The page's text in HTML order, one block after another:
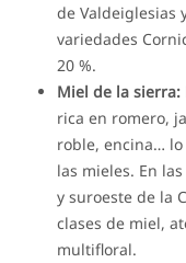
de Valdeiglesias
variedades
20 %.
Miel de la sierra:
rica en romero,
roble, encina…
las mieles. En
y suroeste de la
clases de miel,
multifloral.